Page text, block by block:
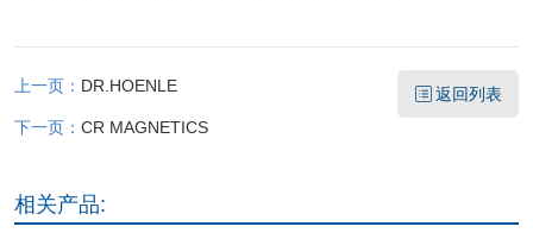
上一页： DR.HOENLE
下一页： CR MAGNETICS
返回列表
相关产品: